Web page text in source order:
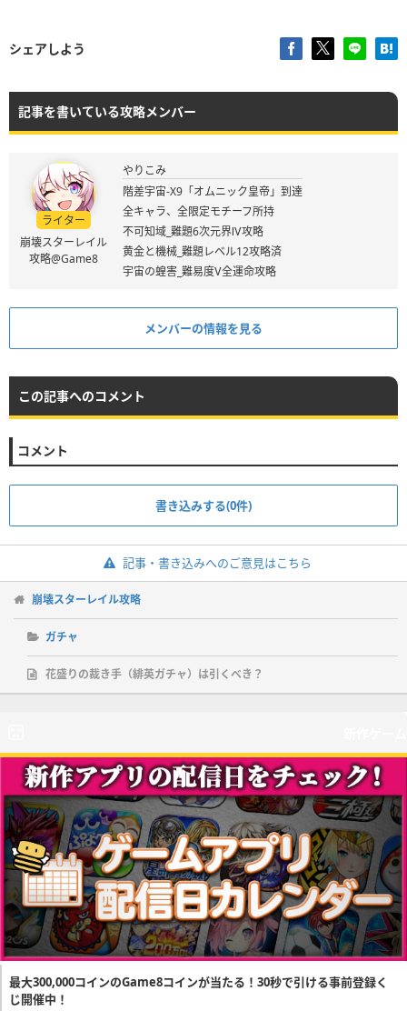
シェアしよう
記事を書いている攻略メンバー
ライター
崩壊スターレイル
攻略@Game8
やりこみ
階差宇宙-X9「オムニック皇帝」到達
全キャラ、全限定モチーフ所持
不可知域_難題6次元界Ⅳ攻略
黄金と機械_難題レベル12攻略済
宇宙の蝗害_難易度Ⅴ全運命攻略
メンバーの情報を見る
この記事へのコメント
コメント
書き込みする(0件)
記事・書き込みへのご意見はこちら
崩壊スターレイル攻略
ガチャ
花盛りの裁き手（緋英ガチャ）は引くべき？
最大300,000コインのGame8コインが当たる！30秒で引ける事前登録く
じ開催中！